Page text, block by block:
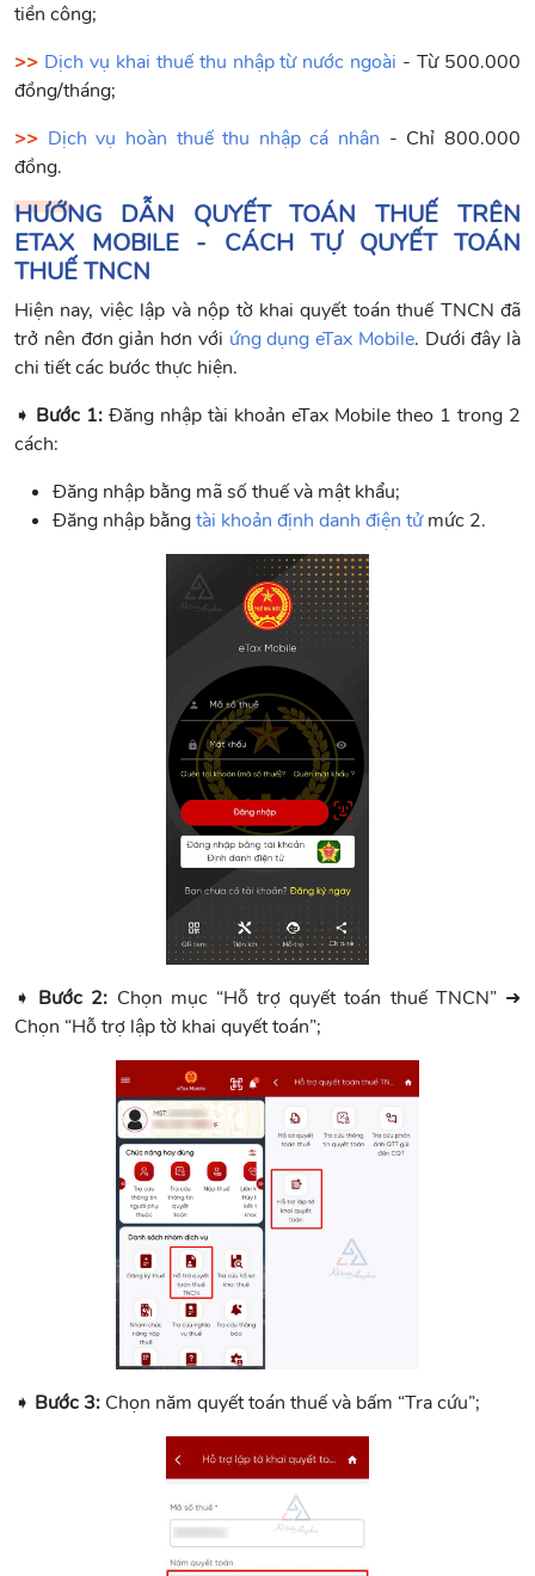
tiền công;
>> Dịch vụ khai thuế thu nhập từ nước ngoài - Từ 500.000
đồng/tháng;
>> Dịch vụ hoàn thuế thu nhập cá nhân - Chỉ 800.000
đồng.
HƯỚNG DẪN QUYẾT TOÁN THUẾ TRÊN
ETAX MOBILE - CÁCH TỰ QUYẾT TOÁN
THUẾ TNCN
Hiện nay, việc lập và nộp tờ khai quyết toán thuế TNCN đã
trở nên đơn giản hơn với ứng dụng eTax Mobile. Dưới đây là
chi tiết các bước thực hiện.
➧ Bước 1: Đăng nhập tài khoản eTax Mobile theo 1 trong 2
cách:
Đăng nhập bằng mã số thuế và mật khẩu;
Đăng nhập bằngtài khoản định danh điện tửmức 2.
➧ Bước 2: Chọn mục “Hỗ trợ quyết toán thuế TNCN” ➜
Chọn “Hỗ trợ lập tờ khai quyết toán”;
➧ Bước 3: Chọn năm quyết toán thuế và bấm “Tra cứu”;